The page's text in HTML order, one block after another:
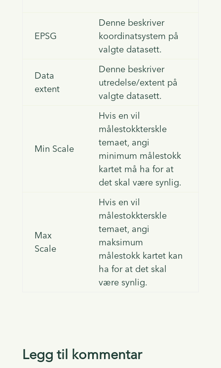
EPSG
Denne beskriver
koordinatsystem på
valgte datasett.
Data
extent
Denne beskriver
utredelse/extent på
valgte datasett.
Min Scale
Hvis en vil
målestokkterskle
temaet, angi
minimum målestokk
kartet må ha for at
det skal være synlig.
Max
Scale
Hvis en vil
målestokkterskle
temaet, angi
maksimum
målestokk kartet kan
ha for at det skal
være synlig.
Legg til kommentar